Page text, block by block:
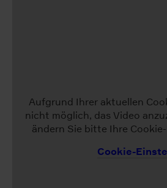
Aufgrund Ihrer aktuellen
nicht möglich, das Video
ändern Sie bitte Ihre
Cookie-